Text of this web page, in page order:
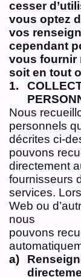
cesser
vous optez
vos
cependant
vous fournir
soit en tout
Nous
personnels
décrites
pouvons
directement
fournisseurs
services.
Web ou
nous
pouvons